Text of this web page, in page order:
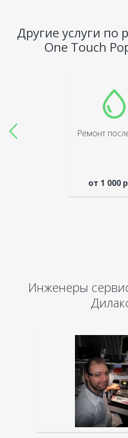
Другие услуги по
One Touch
Ремонт
от 1 000
Инженеры